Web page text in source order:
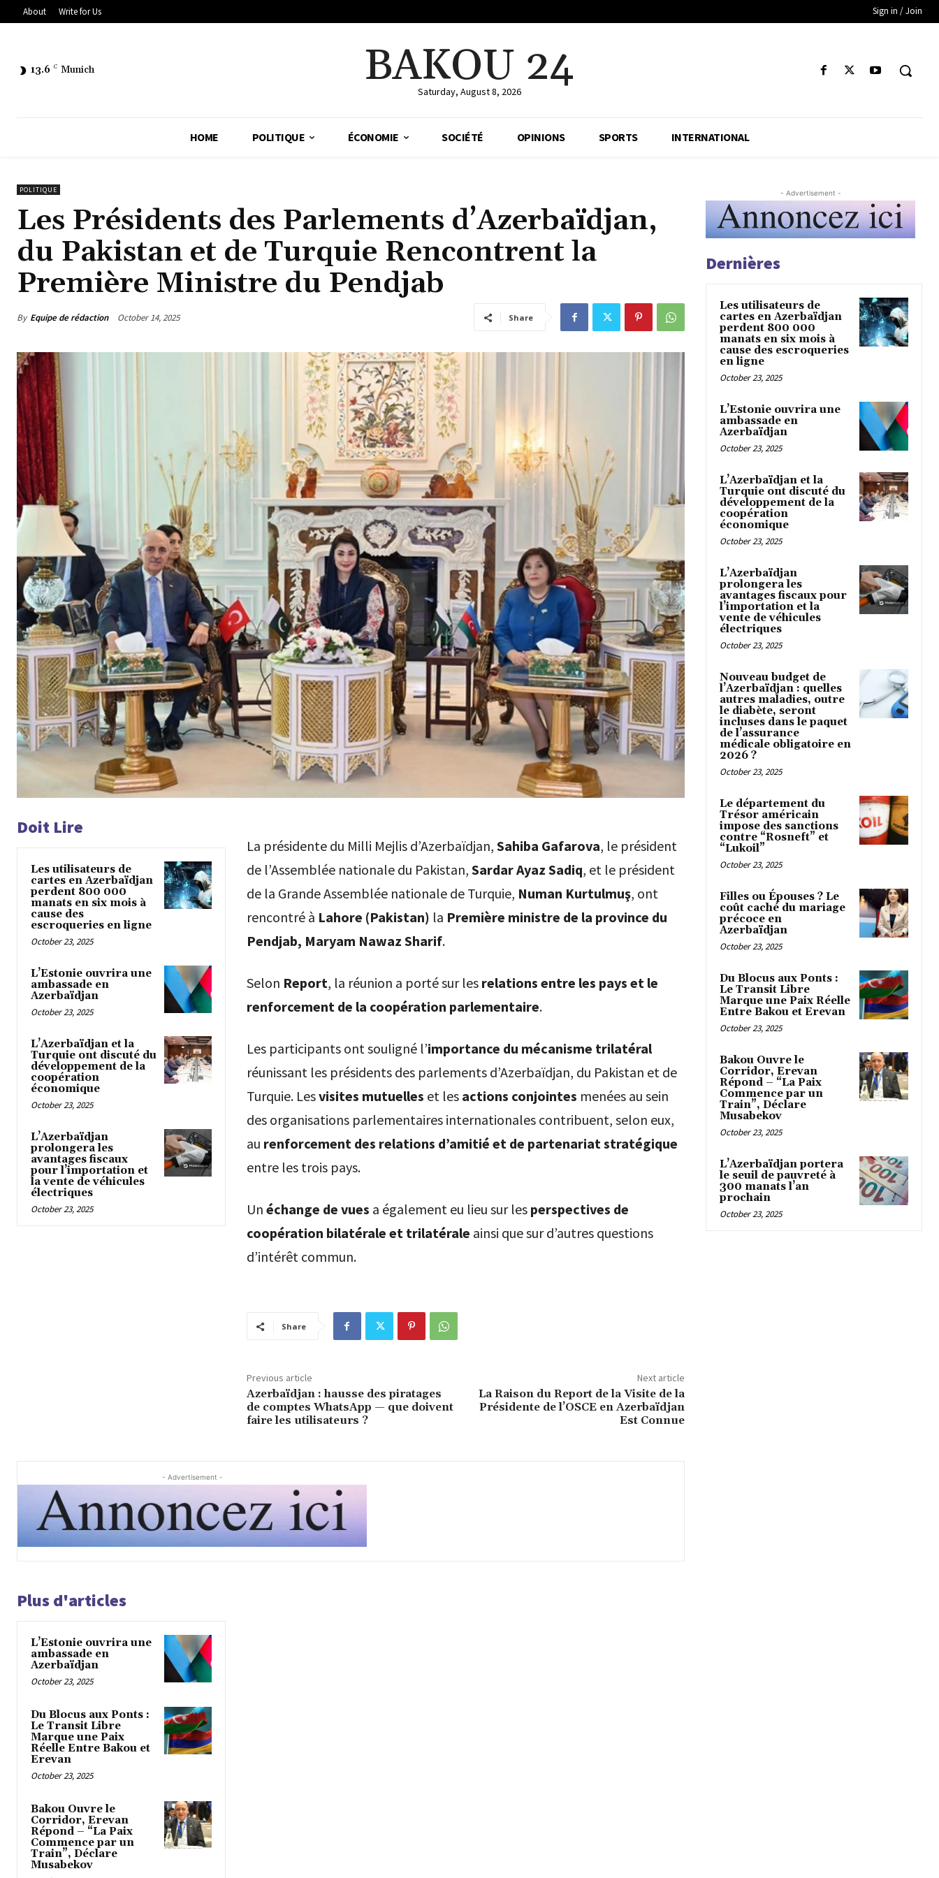
About Write for Us Sign in / Join
13.6 C Munich BAKOU 24
Saturday, August 8, 2026
HOME POLITIQUE ÉCONOMIE SOCIÉTÉ OPINIONS SPORTS INTERNATIONAL
POLITIQUE
Les Présidents des Parlements d’Azerbaïdjan,
du Pakistan et de Turquie Rencontrent la
Première Ministre du Pendjab
By Equipe de rédaction October 14, 2025 Share
Doit Lire
Les utilisateurs de
cartes en Azerbaïdjan
perdent 800 000
manats en six mois à
cause des
escroqueries en ligne
October 23, 2025
L’Estonie ouvrira une
ambassade en
Azerbaïdjan
October 23, 2025
L’Azerbaïdjan et la
Turquie ont discuté du
développement de la
coopération
économique
October 23, 2025
L’Azerbaïdjan
prolongera les
avantages fiscaux
pour l’importation et
la vente de véhicules
électriques
October 23, 2025
La présidente du Milli Mejlis d’Azerbaïdjan, Sahiba Gafarova, le président
de l’Assemblée nationale du Pakistan, Sardar Ayaz Sadiq, et le président
de la Grande Assemblée nationale de Turquie, Numan Kurtulmuş, ont
rencontré à Lahore (Pakistan) la Première ministre de la province du
Pendjab, Maryam Nawaz Sharif.
Selon Report, la réunion a porté sur les relations entre les pays et le
renforcement de la coopération parlementaire.
Les participants ont souligné l’importance du mécanisme trilatéral
réunissant les présidents des parlements d’Azerbaïdjan, du Pakistan et de
Turquie. Lesvisites mutuelles et les actions conjointes menées au sein
des organisations parlementaires internationales contribuent, selon eux,
au renforcement des relations d’amitié et de partenariat stratégique
entre les trois pays.
Un échange de vues a également eu lieu sur les perspectives de
coopération bilatérale et trilatérale ainsi que sur d’autres questions
d’intérêt commun.
Share
Previous article
Azerbaïdjan : hausse des piratages
de comptes WhatsApp — que doivent
faire les utilisateurs ?
Next article
La Raison du Report de la Visite de la
Présidente de l’OSCE en Azerbaïdjan
Est Connue
- Advertisement -
Plus d'articles
L’Estonie ouvrira une
ambassade en
Azerbaïdjan
October 23, 2025
Du Blocus aux Ponts :
Le Transit Libre
Marque une Paix
Réelle Entre Bakou et
Erevan
October 23, 2025
Bakou Ouvre le
Corridor, Erevan
Répond – “La Paix
Commence par un
Train”, Déclare
Musabekov
- Advertisement -
Dernières
Les utilisateurs de
cartes en Azerbaïdjan
perdent 800 000
manats en six mois à
cause des escroqueries
en ligne
October 23, 2025
L’Estonie ouvrira une
ambassade en
Azerbaïdjan
October 23, 2025
L’Azerbaïdjan et la
Turquie ont discuté du
développement de la
coopération
économique
October 23, 2025
L’Azerbaïdjan
prolongera les
avantages fiscaux pour
l’importation et la
vente de véhicules
électriques
October 23, 2025
Nouveau budget de
l’Azerbaïdjan : quelles
autres maladies, outre
le diabète, seront
incluses dans le paquet
de l’assurance
médicale obligatoire en
2026 ?
October 23, 2025
Le département du
Trésor américain
impose des sanctions
contre “Rosneft” et
“Lukoil”
October 23, 2025
Filles ou Épouses ? Le
coût caché du mariage
précoce en
Azerbaïdjan
October 23, 2025
Du Blocus aux Ponts :
Le Transit Libre
Marque une Paix Réelle
Entre Bakou et Erevan
October 23, 2025
Bakou Ouvre le
Corridor, Erevan
Répond – “La Paix
Commence par un
Train”, Déclare
Musabekov
October 23, 2025
L’Azerbaïdjan portera
le seuil de pauvreté à
300 manats l’an
prochain
October 23, 2025